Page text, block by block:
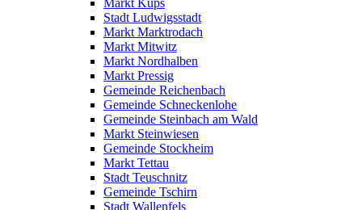
Markt Küps
Stadt Ludwigsstadt
Markt Marktrodach
Markt Mitwitz
Markt Nordhalben
Markt Pressig
Gemeinde Reichenbach
Gemeinde Schneckenlohe
Gemeinde Steinbach am Wald
Markt Steinwiesen
Gemeinde Stockheim
Markt Tettau
Stadt Teuschnitz
Gemeinde Tschirn
Stadt Wallenfels